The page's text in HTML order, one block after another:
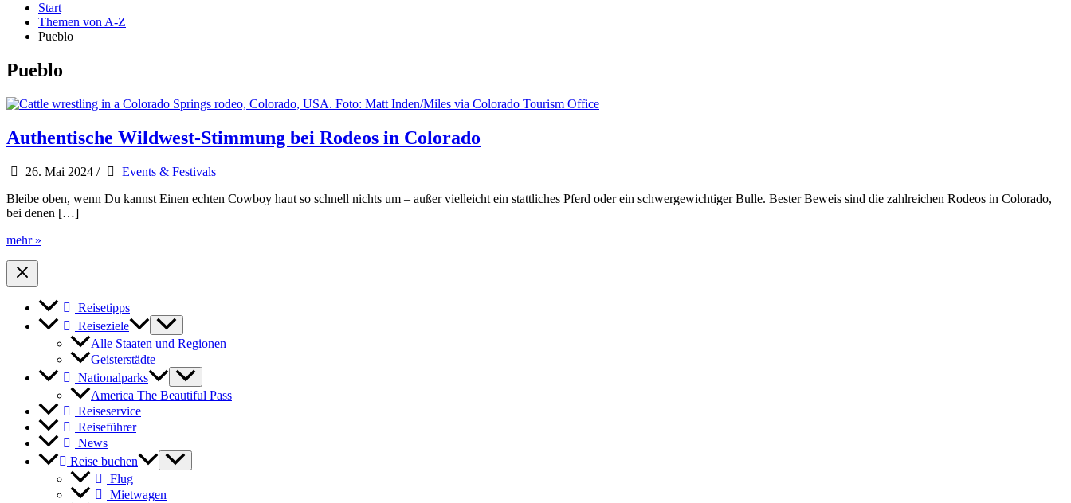
Start
Themen von A-Z
Pueblo
Pueblo
Authentische Wildwest-Stimmung bei Rodeos in Colorado
26. Mai 2024 /
Events & Festivals
Bleibe oben, wenn Du kannst Einen echten Cowboy haut so schnell nichts um – außer vielleicht ein stattliches Pferd oder ein schwergewichtiger Bulle. Bester Beweis sind die zahlreichen Rodeos in Colorado,
bei denen […]
Authentische
Stimmung
bei
Colorado
mehr »
Reisetipps
Reiseziele
Alle Staaten und Regionen
Geisterstädte
Nationalparks
America The Beautiful Pass
Reiseservice
Reiseführer
News
Reise buchen
Flug
Mietwagen